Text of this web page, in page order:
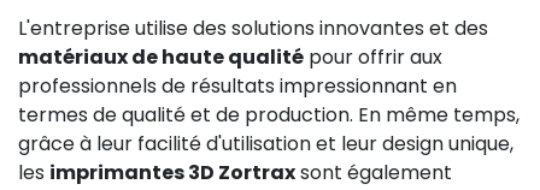
L'entreprise utilise des solutions innovantes et des
matériaux de haute qualité pour offrir aux
professionnels de résultats impressionnant en
termes de qualité et de production. En même temps,
grâce à leur facilité d'utilisation et leur design unique,
les imprimantes 3D Zortraxsont également